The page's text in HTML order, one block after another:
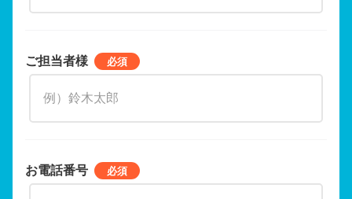
ご担当者様
お電話番号